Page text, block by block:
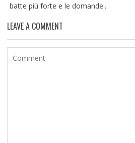
batte più forte e le domande...
LEAVE A COMMENT